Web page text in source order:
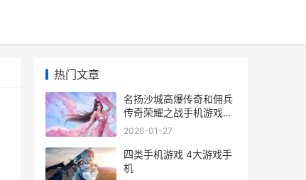
热门文章
名扬沙城高爆传奇和佣兵
传奇荣耀之战手机游戏哪
个好 名扬沙城有多少版本
2026-01-27
四类手机游戏 4大游戏手
机